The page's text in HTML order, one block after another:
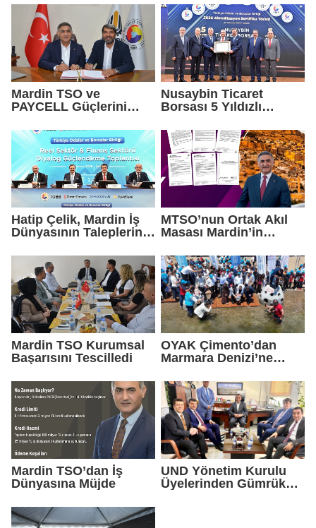
Mardin TSO ve
PAYCELL Güçlerini
Nusaybin Ticaret
Borsası 5 Yıldızlı
Yeniden Aldı
Hatip Çelik, Mardin İş
Dünyasının Taleplerini
Taşıdı
MTSO’nun Ortak Akıl
Masası Mardin’in
Şekillendirdi
Mardin TSO Kurumsal
Başarısını Tescilledi
OYAK Çimento’dan
Marmara Denizi’ne
Yatırımı
Mardin TSO’dan İş
Dünyasına Müjde
UND Yönetim Kurulu
Üyelerinden Gümrük